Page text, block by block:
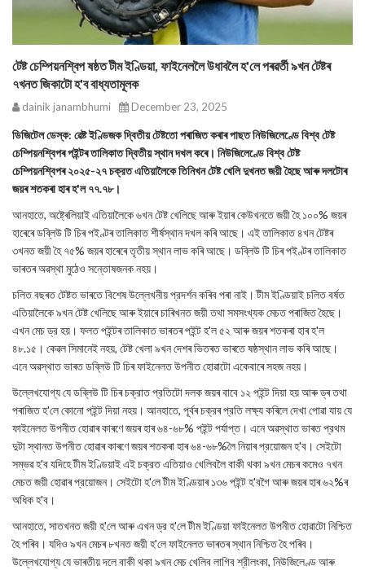
টেষ্ট চেম্পিয়নশ্বিপ ষষ্ঠত টীম ইণ্ডিয়া, ফাইনেললৈ উধাবলৈ হ'লে পৰৱৰ্তী ৯খন টেষ্টৰ
৭খনত জিকাটো হ'ব বাধ্যতামূলক
dainik janambhumi December 23, 2025
ডিজিটেল ডেস্ক: ৱেষ্ট ইণ্ডিজক দ্বিতীয় টেষ্টতো পৰাজিত কৰাৰ পাছত নিউজিলেণ্ডে বিশ্ব টেষ্ট
চেম্পিয়নশ্বিপৰ পইন্টৰ তালিকাত দ্বিতীয় স্থান দখল কৰে। নিউজিলেণ্ডে বিশ্ব টেষ্ট
চেম্পিয়নশ্বিপৰ ২০২৫-২৭ চক্রত এতিয়ালৈকে তিনিখন টেষ্ট খেলি দুখনত জয়ী হৈছে আৰু দলটোৰ
জয়ৰ শতকৰা হাৰ হ'ল ৭৭.৭৮।
আনহাতে, অষ্ট্ৰেলিয়াই এতিয়ালৈকে ৬খন টেষ্ট খেলিছে আৰু ইয়াৰ কেউখনতে জয়ী হৈ ১০০% জয়ৰ
হাৰেৰে ডব্লিউ টি চিৰ পইণ্টৰ তালিকাত শীর্ষস্থান দখল কৰি আছে। এই তালিকাত ৪খন টেষ্টৰ
৩খনত জয়ী হৈ ৭৫% জয়ৰ হাৰেৰে তৃতীয় স্থান লাভ কৰি আছে। ডব্লিউ টি চিৰ পইণ্টৰ তালিকাত
ভাৰতৰ অৱস্থা মুঠেও সন্তোষজনক নহয়।
চলিত বছৰত টেষ্টত ভাৰতে বিশেষ উল্লেখনীয় প্রদর্শন কৰিব পৰা নাই। টীম ইণ্ডিয়াই চলিত বৰ্ষত
এতিয়ালৈকে ৯খন টেষ্ট খেলিছে আৰু ইয়াৰে চাৰিখনত জয়ী তথা সমসংখ্যক মেচত পৰাজিত হৈছে।
এখন মেচ ড্র হয়। ফলত পইন্টৰ তালিকাত ভাৰতৰ পইন্ট হ'ল ৫২ আৰু জয়ৰ শতকৰা হাৰ হ'ল
৪৮.১৫। কেৱল সিমানেই নহয়, টেষ্ট খেলা ৯খন দেশৰ ভিতৰত ভাৰতে ষষ্ঠস্থান লাভ কৰি আছে।
এনে অৱস্থাত ভাৰত ডব্লিউ টি চিৰ ফাইনেলত উপনীত হোৱাটো একেবাৰে সহজ নহয়।
উল্লেখযোগ্য যে ডব্লিউ টি চিৰ চক্রাত প্রতিটো দলক জয়ৰ বাবে ১২ পইন্ট দিয়া হয় আৰু ড্ৰ তথা
পৰাজিত হ'লে কোনো পইন্ট দিয়া নহয়। আনহাতে, পূর্বৰ চক্রৰ প্রতি লক্ষ্য কৰিলে দেখা পোৱা যায় যে
ফাইনেলত উপনীত হোৱাৰ কাৰণে জয়ৰ হাৰ ৬৪-৬৮% পইন্ট পর্যাপ্ত। এনে অৱস্থাত ভাৰত প্রথম
দুটা স্থানত উপনীত হোৱাৰ কাৰণে জয়ৰ শতকৰা হাৰ ৬৪-৬৮%লৈ নিয়াৰ প্রয়োজন হ'ব। সেইটো
সম্ভৱ হ'ব যদিহে টীম ইণ্ডিয়াই এই চক্রত এতিয়াও খেলিবলৈ বাকী থকা ৯খন মেচৰ কমেও ৭খন
মেচত জয়ী হোৱাৰ প্রয়োজন। সেইটো হ'লে টীম ইণ্ডিয়াৰ ১৩৬ পইন্ট হ'বগৈ আৰু জয়ৰ হাৰ ৬২%ৰ
অধিক হ'ব।
আনহাতে, সাতখনত জয়ী হ'লে আৰু এখন ড্র হ'লে টীম ইণ্ডিয়া ফাইনেলত উপনীত হোৱাটো নিশ্চিত
হৈ পৰিব। যদিও ৯খন মেচৰ ৮খনত জয়ী হ'লে ফাইনেলত ভাৰতৰ স্থান নিশ্চিত হৈ পৰিব।
উল্লেখযোগ্য যে ভাৰতীয় দলে বাকী থকা ৯খন মেচ খেলিব লাগিব শ্রীলংকা, নিউজিলেণ্ড আৰু